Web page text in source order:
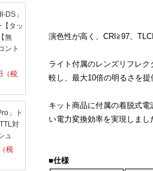
演色性が高く、 CRI ≧97、
ライト付属のレンズリフレク
較し、最大10倍の明るさを提
キット商品に付属の着脱式
い電力変換効率を実現しま
■仕様
DS」
タッ
無
ント
（税
」ト
対
ュ
税